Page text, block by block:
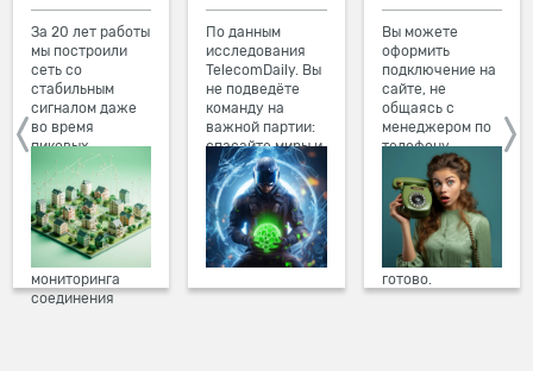
За 20 лет работы
мы построили
сеть со
стабильным
сигналом даже
во время
пиковых
нагрузок в
вечернее время.
Мы постоянно
обновляем наше
оборудование в
домах, а система
мониторинга
соединения
По данным
исследования
TelecomDaily. Вы
не подведёте
команду на
важной партии:
спасайте миры и
побеждайте с
друзьями в
онлайн-играх.
Вы можете
оформить
подключение на
сайте, не
общаясь с
менеджером по
телефону.
Просто в три
клика заполните
форму заявки на
сайте, выберите
дату и время
подключения,
готово.